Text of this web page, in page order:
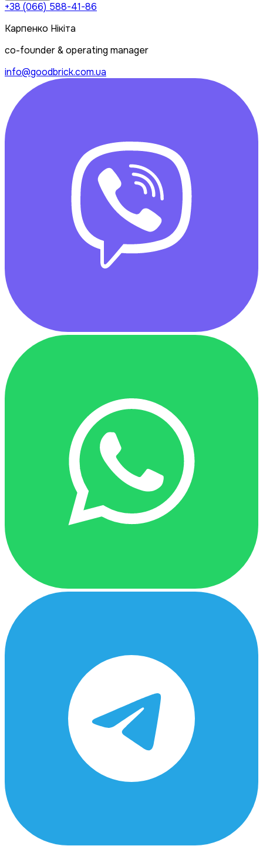
+38 (066) 588-41-86
Карпенко Нікіта
co-founder & operating manager
info@goodbrick.com.ua